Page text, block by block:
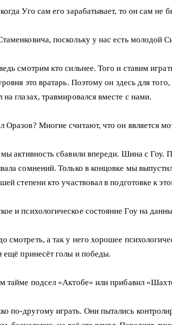
Уго сам его зарабатывает, то он сам не
поскольку у нас есть молодой
смотрим кто сильнее. Того и ставим
это вратарь. Поэтому он здесь для
глазах, травмировался вместе с нами.
Оразов? Многие считают, что он является
активность сбавили впереди. Шина с Гоу.
сомнений. Только в концовке мы
степени кто участвовал в подготовке к
и психологическое состояние Гоу на
а так у него хорошее
принесёт голы и победы.
тайме подсел «Актобе» или прибавил
по-другому играть. Они пытались